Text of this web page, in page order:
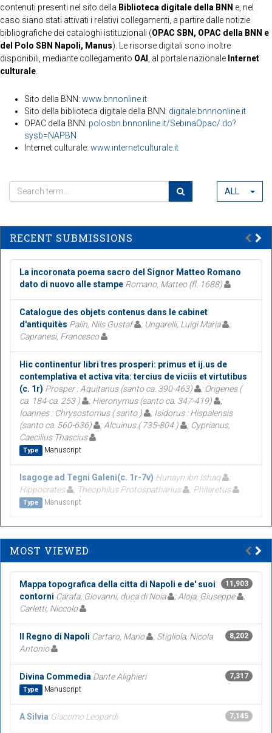
contenuti presenti nel sito della Biblioteca digitale della BNN e, nel
caso siano stati attivati i relativi collegamenti, a partire dalle notizie
bibliografiche dei cataloghi istituzionali (OPAC SBN, OPAC della BNN e
del Polo SBN Napoli, Manus). Le risorse digitali sono inoltre
disponibili, mediante collegamento OAI , al portale nazionale Internet
culturale
Sito della BNN: www.bnnonline.it
Sito della biblioteca digitale della BNN: digitale.bnnnonline.it
OPAC della BNN: polosbn.bnnonline.it/SebinaOpac/.do?
sysb=NAPBN
Internet culturale: www.internetculturale.it
ALL
RECENT SUBMISSIONS
La incoronata poema sacro del Signor Matteo Romano
dato di nuovo alle stampe Romano, Matteo (fl. 1688)
Catalogue des objets contenus dans le cabinet
d'antiquitès Palin, Nils Gustaf ; Ungarelli, Luigi Maria
;
Capranesi, Francesco
Hic continentur libri tres prosperi: primus et ij.us de
contemplativa et activa vita: tercius de viciis et virtutibus
(c. 1r) Prosper : Aquitanus (santo ca. 390-463)
; Origenes (
ca. 184-ca. 253 )
; Hieronymus (santo ca. 347-419)
;
Ioannes : Chrysostomus ( santo )
; Isidorus : Hispalensis
(santo ca. 560-636)
; Alcuinus ( 735-804 )
; Cyprianus,
Caecilius Thascius
Type Manuscript
Isagoge ad Tegni Galeni(c. 1r-7v) Hunayn ibn Ishaq
Hippocrates
; Theophilus Protospatharius ; Philaretus
Type Manuscript
MOST VIEWED
11,903
Mappa topografica della citta di Napoli e de' suoi
contorni Carafa, Giovanni, duca di Noia ; Aloja, Giuseppe
;
Carletti, Niccolo
8,202
Il Regno di Napoli Cartaro, Mario
; Stigliola, Nicola
Antonio
7,317
Divina Commedia Dante Alighieri
Type Manuscript
7,145
A Silvia Giacomo Leopardi